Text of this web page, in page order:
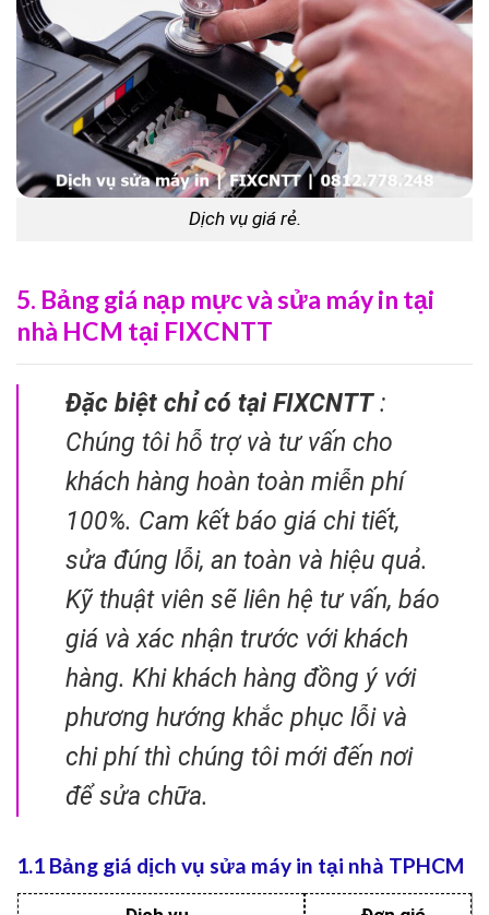
Dịch vụ giá rẻ.
5. Bảng giá nạp mực và sửa máy in tại
nhà HCM tại FIXCNTT
Đặc biệt chỉ có tại FIXCNTT:
Chúng tôi hỗ trợ và tư vấn cho
khách hàng hoàn toàn miễn phí
100%. Cam kết báo giá chi tiết,
sửa đúng lỗi, an toàn và hiệu quả.
Kỹ thuật viên sẽ liên hệ tư vấn, báo
giá và xác nhận trước với khách
hàng. Khi khách hàng đồng ý với
phương hướng khắc phục lỗi và
chi phí thì chúng tôi mới đến nơi
để sửa chữa.
1.1 Bảng giá dịch vụ sửa máy in tại nhà TPHCM